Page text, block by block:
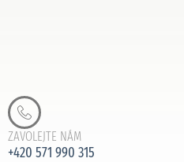
ZAVOLEJTE NÁM
+420 571 990 315